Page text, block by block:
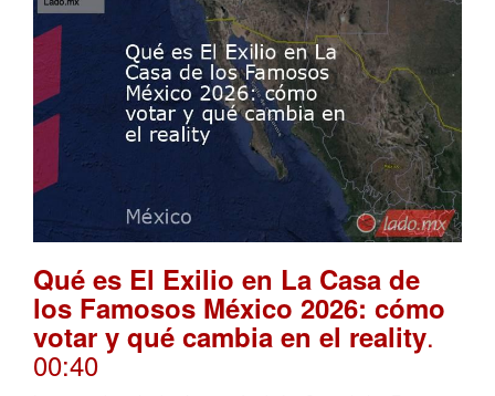
Qué es El Exilio en La Casa de
los Famosos México 2026: cómo
votar y qué cambia en el reality.
00:40